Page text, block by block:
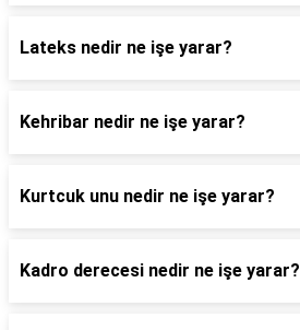
Lateks nedir ne işe yarar?
Kehribar nedir ne işe yarar?
Kurtcuk unu nedir ne işe yarar?
Kadro derecesi nedir ne işe yarar?